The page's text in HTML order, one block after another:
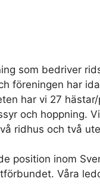
som bedriver
föreningen har
har vi 27
och hoppning.
ridhus och två
position inom
Våra